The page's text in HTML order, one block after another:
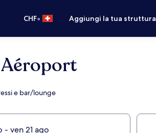
CHF• Aggiungi la tua struttura
e bar/lounge